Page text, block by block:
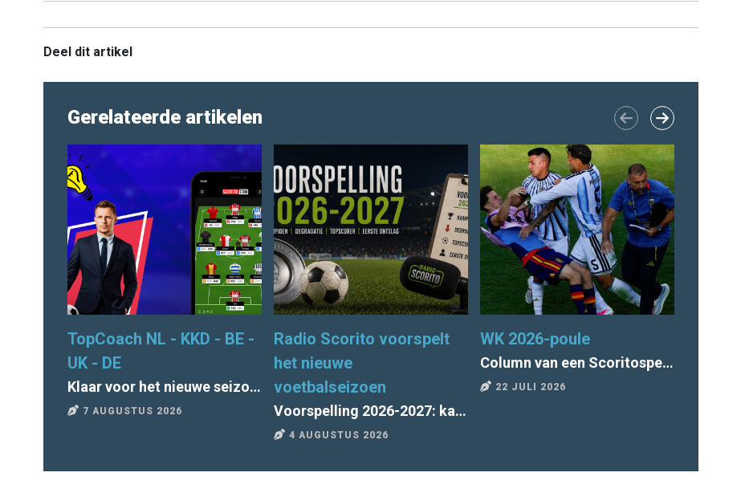
Deel dit artikel
Gerelateerde artikelen
TopCoach NL - KKD - BE -
UK - DE
Klaar voor het nieuwe seizoen van TopCoach? Alle deadlines en tips
7 AUGUSTUS 2026
Radio Scorito voorspelt
het nieuwe
voetbalseizoen
Voorspelling 2026-2027: kampioen, degradatie, topscorer, 1e ontslag
4 AUGUSTUS 2026
WK 2026-poule
Column van een Scoritospeler: "Tegen wil en dank voor Argentinië"
22 JULI 2026